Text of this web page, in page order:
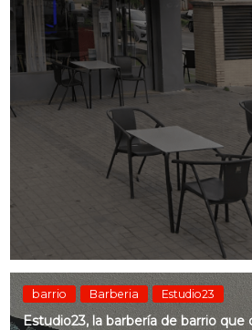
barrio Barberia Estudio23
Estudio23, la barbería de barrio que